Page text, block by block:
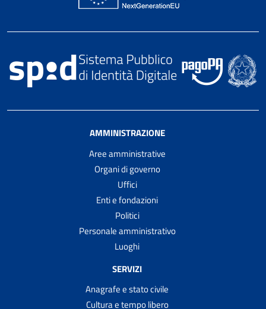
AMMINISTRAZIONE
Aree amministrative
Organi di governo
Uffici
Enti e fondazioni
Politici
Personale amministrativo
Luoghi
SERVIZI
Anagrafe e stato civile
Cultura e tempo libero